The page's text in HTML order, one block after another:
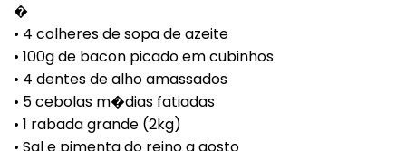
�
• 4 colheres de sopa de azeite
• 100g de bacon picado em cubinhos
• 4 dentes de alho amassados
• 5 cebolas m�dias fatiadas
• 1 rabada grande (2kg)